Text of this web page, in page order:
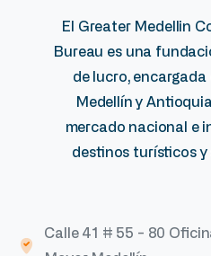
El Greater Medellin
Bureau es una
de lucro,
Medellín y
mercado nacional e
destinos turísticos y
Calle 41 # 55 - 80